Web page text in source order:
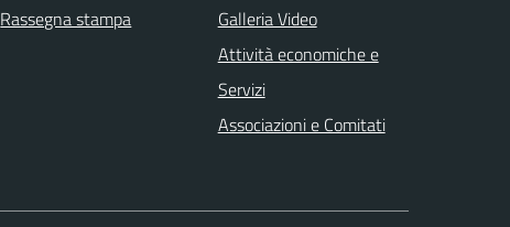
Rassegna stampa
Galleria Video
Attività economiche e
Servizi
Associazioni e Comitati